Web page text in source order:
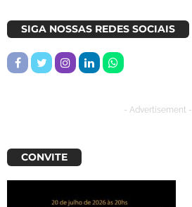
SIGA NOSSAS REDES SOCIAIS
- Advertisement -
CONVITE